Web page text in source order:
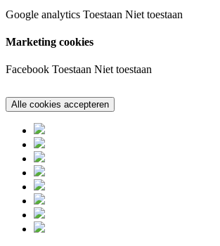
Google analytics Toestaan Niet toestaan
Marketing cookies
Facebook Toestaan Niet toestaan